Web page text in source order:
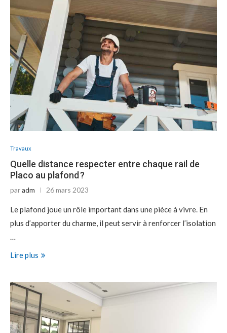
Travaux
Quelle distance respecter entre chaque rail de
Placo au plafond ?
paradm 26 mars 2023
Le plafond joue un rôle important dans une pièce à vivre. En
plus d’apporter du charme, il peut servir à renforcer l’isolation
…
Lire plus